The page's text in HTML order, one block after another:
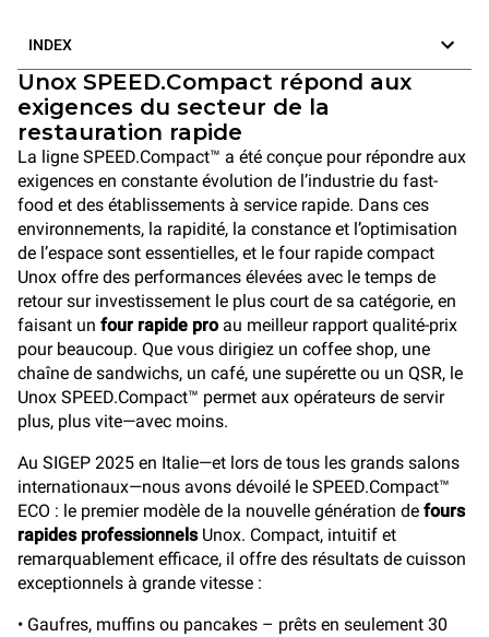
INDEX
Unox SPEED.Compact répond aux
exigences du secteur de la
restauration rapide
La ligne SPEED.Compact™ a été conçue pour répondre aux
exigences en constante évolution de l’industrie du fast-
food et des établissements à service rapide. Dans ces
environnements, la rapidité, la constance et l’optimisation
de l’espace sont essentielles, et le four rapide compact
Unox offre des performances élevées avec le temps de
retour sur investissement le plus court de sa catégorie, en
faisant un four rapide proau meilleur rapport qualité-prix
pour beaucoup. Que vous dirigiez un coffee shop, une
chaîne de sandwichs, un café, une supérette ou un QSR, le
Unox SPEED.Compact™ permet aux opérateurs de servir
plus, plus vite—avec moins.
Au SIGEP 2025 en Italie—et lors de tous les grands salons
internationaux—nous avons dévoilé le SPEED.Compact™
ECO : le premier modèle de la nouvelle génération de fours
rapides professionnelsUnox. Compact, intuitif et
remarquablement efficace, il offre des résultats de cuisson
exceptionnels à grande vitesse :
• Gaufres, muffins ou pancakes – prêts en seulement 30